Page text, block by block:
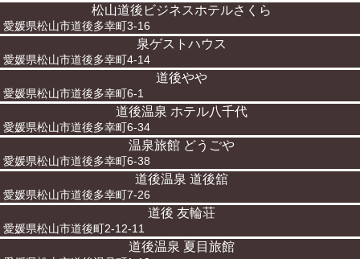
松山道後ビジネスホテルさくら
愛媛県松山市道後多幸町3-16
泉ゲストハウス
愛媛県松山市道後多幸町4-14
道後やや
愛媛県松山市道後多幸町6-1
道後温泉 ホテル八千代
愛媛県松山市道後多幸町6-34
温泉旅館 どうごや
愛媛県松山市道後多幸町6-38
道後温泉 道後舘
愛媛県松山市道後多幸町7-26
道後 友輪荘
愛媛県松山市道後町2-12-11
道後温泉 夏目旅館